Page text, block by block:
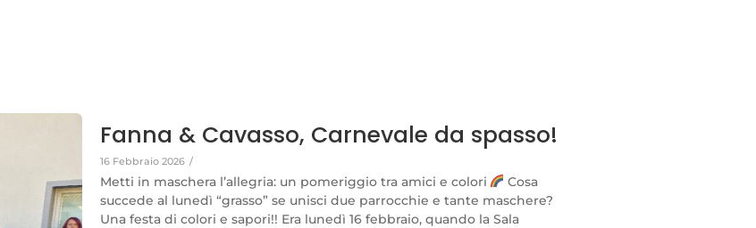
Fanna & Cavasso, Carnevale da spasso!
16 Febbraio 2026 /
Metti in maschera l’allegria: un pomeriggio tra amici e colori
Cosa
succede al lunedì “grasso” se unisci due parrocchie e tante maschere?
Una festa di colori e sapori!! Era lunedì 16 febbraio, quando la Sala